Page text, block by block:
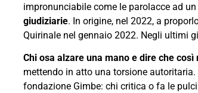
impronunciabile come le parolacce ad
giudiziarie. In origine, nel 2022, a
Quirinale nel gennaio 2022. Negli ultimi
Chi osa alzare una mano e dire che
mettendo in atto una torsione autoritaria.
fondazione Gimbe: chi critica o fa le